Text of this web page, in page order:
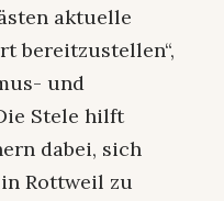
aktuelle
bereitzustellen“,
und
Stele hilft
dabei, sich
Rottweil zu